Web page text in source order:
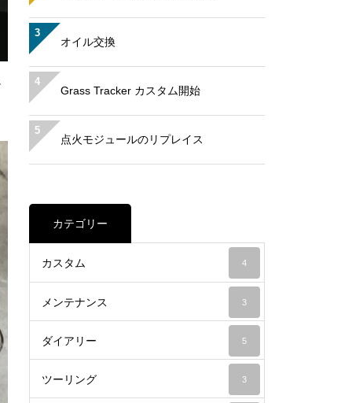
3
オイル交換
4
Grass Tracker カスタム開始
5
点火モジュールのリプレイス
カテゴリー
カスタム 4
メンテナンス 3
ダイアリー 5
ツーリング 3